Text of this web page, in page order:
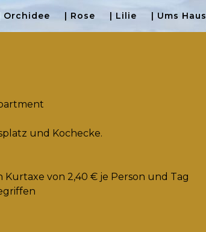
Orchidee | Rose | Lilie | Ums Haus
und Kochecke.
von 2,40 € je Person und Tag